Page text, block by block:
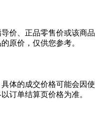
价、正品零售价或该商品
原价，仅供您参考。
体的成交价格可能会因使
订单结算页价格为准。